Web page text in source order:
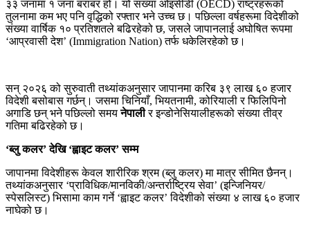
३३ जनामा १ जना बराबर हो। यो संख्या ओइसीडी (OECD) राष्ट्रहरूको
तुलनामा कम भए पनि वृद्धिको रफ्तार भने उच्च छ। पछिल्ला वर्षहरूमा विदेशीको
संख्या वार्षिक १० प्रतिशतले बढिरहेको छ, जसले जापानलाई अघोषित रूपमा
‘आप्रवासी देश’ (Immigration Nation) तर्फ धकेलिरहेको छ।
सन् २०२६ को सुरुवाती तथ्यांकअनुसार जापानमा करिब ३९ लाख ६० हजार
विदेशी बसोबास गर्छन्। जसमा चिनियाँ, भियतनामी, कोरियाली र फिलिपिनो
अगाडि छन् भने पछिल्लो समयनेपालीर इन्डोनेसियालीहरूको संख्या तीव्र
गतिमा बढिरहेको छ।
‘ब्लु कलर’ देखि ‘ह्वाइट कलर’ सम्म
जापानमा विदेशीहरू केवल शारीरिक श्रम (ब्लु कलर) मा मात्र सीमित छैनन्।
तथ्यांकअनुसार ‘प्राविधिक/मानविकी/अन्तर्राष्ट्रिय सेवा’ (इन्जिनियर/
स्पेसलिस्ट) भिसामा काम गर्ने ‘ह्वाइट कलर’ विदेशीको संख्या ४ लाख ६० हजार
नाघेको छ।